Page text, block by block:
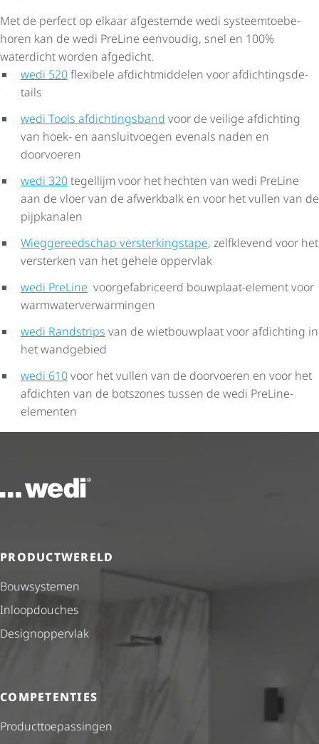
Met de perfect op elkaar afgestemde wedi systeem­toe­be­
horen kan de wedi PreLine eenvoudig, snel en 100%
waterdicht worden afgedicht.
wedi 520flexibele afdicht­mid­delen voor afdich­tings­de­
tails
wedi Tools afdich­tings­band voor de veilige afdichting
van hoek- en aansluitvoegen evenals naden en
doorvoeren
wedi 320tegellijm voor het hechten van wedi PreLine
aan de vloer van de afwerkbalk en voor het vullen van de
pijpkanalen
Wieg­ge­reed­schap verster­kingstape, zelfklevend voor het
versterken van het gehele oppervlak
wedi PreLine voor­ge­fa­bri­ceerd bouwplaat-element voor
warm­wa­ter­ver­war­mingen
wedi Randstrips van de wietbouwplaat voor afdichting in
het wandgebied
wedi 610voor het vullen van de doorvoeren en voor het
afdichten van de botszones tussen de wedi PreLine-
elementen
Naar de startpagina
PRODUCTWERELD
Bouwsystemen
Inloopdouches
Desig­nop­per­vlak
COMPETENTIES
Product­toe­pas­singen